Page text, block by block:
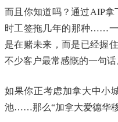
而且你知道吗？通过AIP拿
时工签拖几年的那种……一
是在赌未来，而是已经握
不少客户最常感慨的一句话
如果你正考虑加拿大中小
池……那么“加拿大爱德华移